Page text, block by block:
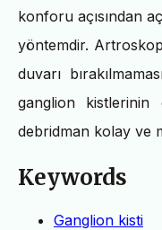
konforu açısından
yöntemdir.
duvarı
ganglion kistlerinin
debridman kolay ve
Keywords
Ganglion kisti